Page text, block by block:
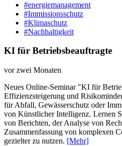
#energiemanagement
#Immissionsschutz
#Klimaschutz
#Nachhaltigkeit
KI für Betriebsbeauftragte
vor zwei Monaten
Neues Online-Seminar "KI für
Effizienzsteigerung und
für Abfall, Gewässerschutz oder
von Künstlicher Intelligenz. Lernen
von Berichten, der Analyse von
Zusammenfassung von komplexen
gezielter zu nutzen. [Mehr]